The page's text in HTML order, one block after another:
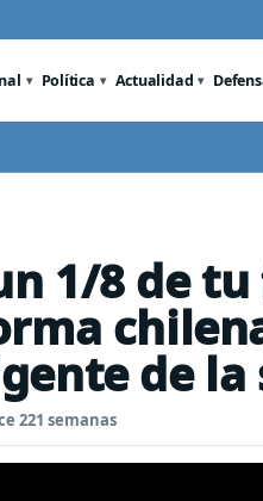
Política Actualidad
1/8 de
de la
221 semanas